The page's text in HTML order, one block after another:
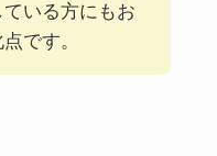
いる方にもお
です。